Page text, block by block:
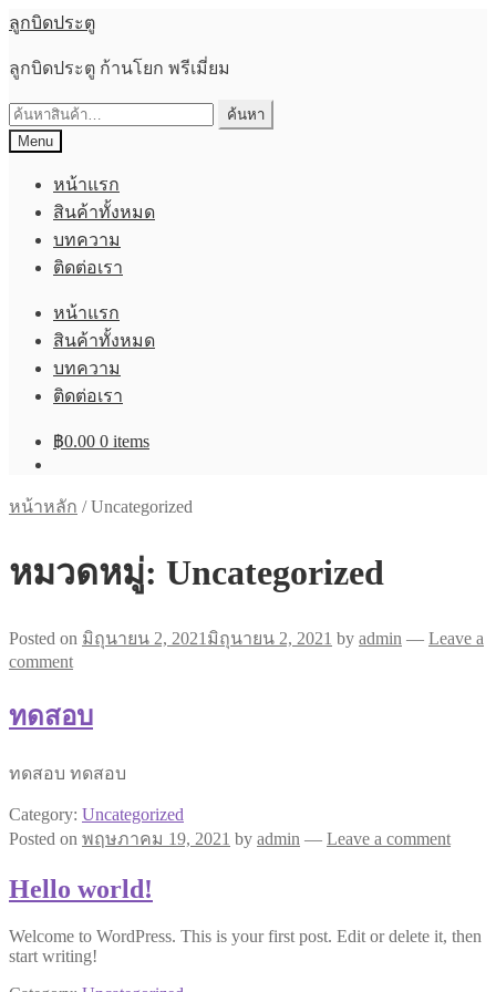
Skip
to
navigation
Skip
to
content
ลูกบิดประตู
ลูกบิดประตู ก้านโยก พรีเมี่ยม
ค้นหา:
ค้นหา
Menu
หน้าแรก
สินค้าทั้งหมด
บทความ
ติดต่อเรา
หน้าแรก
สินค้าทั้งหมด
บทความ
ติดต่อเรา
฿0.00 0 items
หน้าหลัก /Uncategorized
หมวดหมู่: Uncategorized
Posted on มิถุนายน 2, 2021 มิถุนายน 2, 2021 by admin — Leave a
comment
ทดสอบ
ทดสอบ ทดสอบ
Category: Uncategorized
Posted on พฤษภาคม 19, 2021 by admin — Leave a comment
Hello world!
Welcome to WordPress. This is your first post. Edit or delete it, then
start writing!